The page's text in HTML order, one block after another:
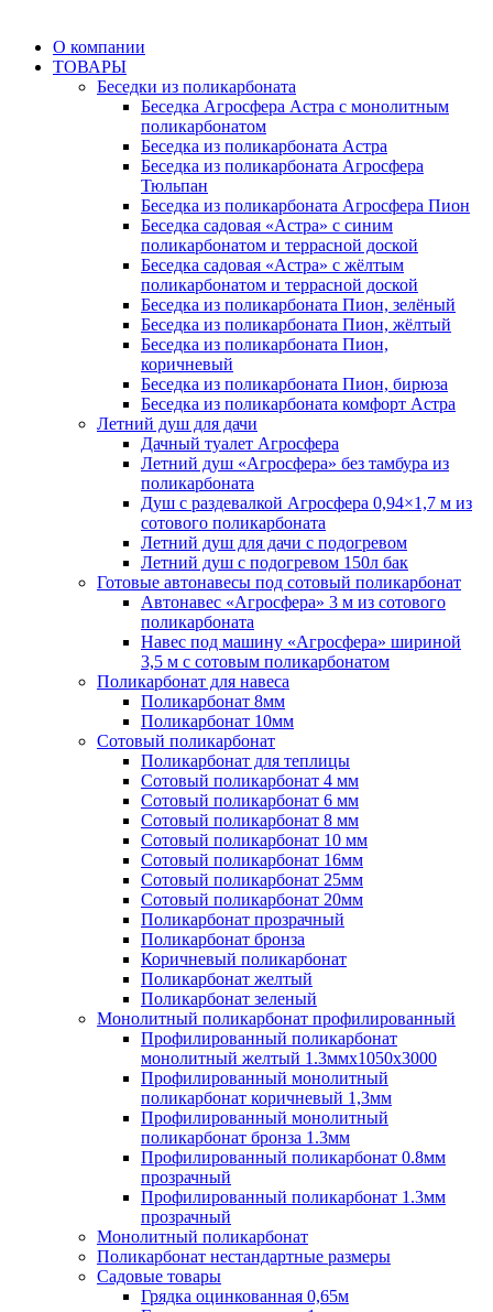
О компании
ТОВАРЫ
Беседки из поликарбоната
Беседка Агросфера Астра с монолитным
поликарбонатом
Беседка из поликарбоната Астра
Беседка из поликарбоната Агросфера
Тюльпан
Беседка из поликарбоната Агросфера Пион
Беседка садовая «Астра» с синим
поликарбонатом и террасной доской
Беседка садовая «Астра» с жёлтым
поликарбонатом и террасной доской
Беседка из поликарбоната Пион, зелёный
Беседка из поликарбоната Пион, жёлтый
Беседка из поликарбоната Пион,
коричневый
Беседка из поликарбоната Пион, бирюза
Беседка из поликарбоната комфорт Астра
Летний душ для дачи
Дачный туалет Агросфера
Летний душ «Агросфера» без тамбура из
поликарбоната
Душ с раздевалкой Агросфера 0,94×1,7 м из
сотового поликарбоната
Летний душ для дачи с подогревом
Летний душ с подогревом 150л бак
Готовые автонавесы под сотовый поликарбонат
Автонавес «Агросфера» 3 м из сотового
поликарбоната
Навес под машину «Агросфера» шириной
3,5 м с сотовым поликарбонатом
Поликарбонат для навеса
Поликарбонат 8мм
Поликарбонат 10мм
Сотовый поликарбонат
Поликарбонат для теплицы
Сотовый поликарбонат 4 мм
Сотовый поликарбонат 6 мм
Сотовый поликарбонат 8 мм
Сотовый поликарбонат 10 мм
Сотовый поликарбонат 16мм
Сотовый поликарбонат 25мм
Сотовый поликарбонат 20мм
Поликарбонат прозрачный
Поликарбонат бронза
Коричневый поликарбонат
Поликарбонат желтый
Поликарбонат зеленый
Монолитный поликарбонат профилированный
Профилированный поликарбонат
монолитный желтый 1.3ммх1050х3000
Профилированный монолитный
поликарбонат коричневый 1,3мм
Профилированный монолитный
поликарбонат бронза 1.3мм
Профилированный поликарбонат 0.8мм
прозрачный
Профилированный поликарбонат 1.3мм
прозрачный
Монолитный поликарбонат
Поликарбонат нестандартные размеры
Садовые товары
Грядка оцинкованная 0,65м